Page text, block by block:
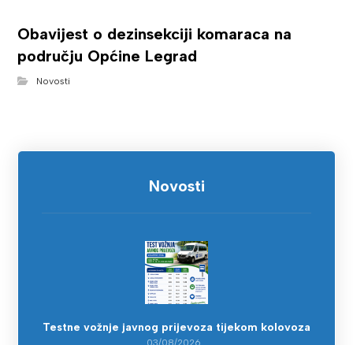
Obavijest o dezinsekciji komaraca na
području Općine Legrad
Novosti
Novosti
Testne vožnje javnog prijevoza tijekom kolovoza
03/08/2026